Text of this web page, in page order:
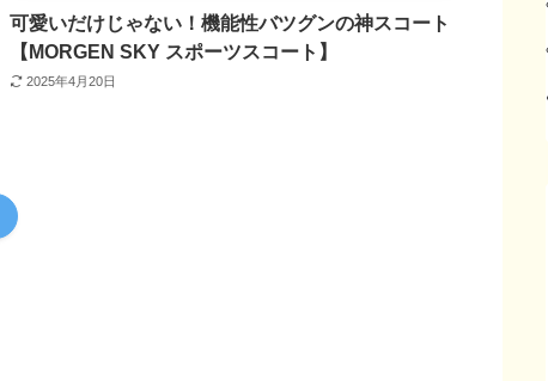
可愛いだけじゃない！機能性バツグンの神スコート
【MORGEN SKY スポーツスコート】
2025年4月20日